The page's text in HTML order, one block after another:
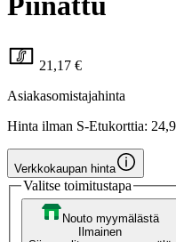
21,17 €
Asiakasomistajahinta
Hinta ilman S-Etukorttia:
Verkkokaupan hinta
Valitse toimitustapa
Nouto myymälästä
Ilmainen